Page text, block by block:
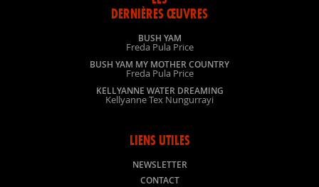
DERNIÈRES ŒUVRES
BUSH YAM
Freda Pula Price
BUSH YAM MY MOTHER COUNTRY
Freda Pula Price
KELLYANNE WATER DREAMING
Kellyanne Tex Nungurrayi
LIENS UTILES
NEWSLETTER
CONTACT